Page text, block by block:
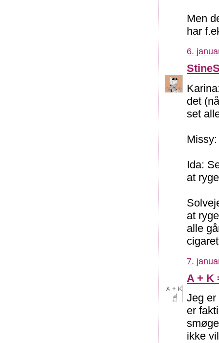
Men
har
6.
det
set
Ida:
at
at
alle
7.
A + K
Jeg er
er
ikke